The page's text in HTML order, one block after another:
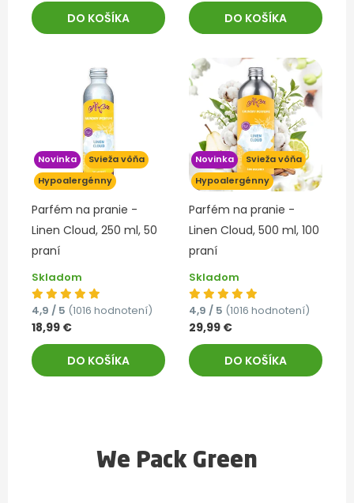
DO KOŠÍKA DO KOŠÍKA
Novinka
Svieža vôňa
Hypoalergénny
Parfém na pranie -
Linen Cloud, 250 ml, 50
praní
Skladom
4,9 / 5 (1016 hodnotení)
18,99 €
DO KOŠÍKA
Novinka
Svieža vôňa
Hypoalergénny
Parfém na pranie -
Linen Cloud, 500 ml, 100
praní
Skladom
4,9 / 5 (1016 hodnotení)
29,99 €
DO KOŠÍKA
We Pack Green